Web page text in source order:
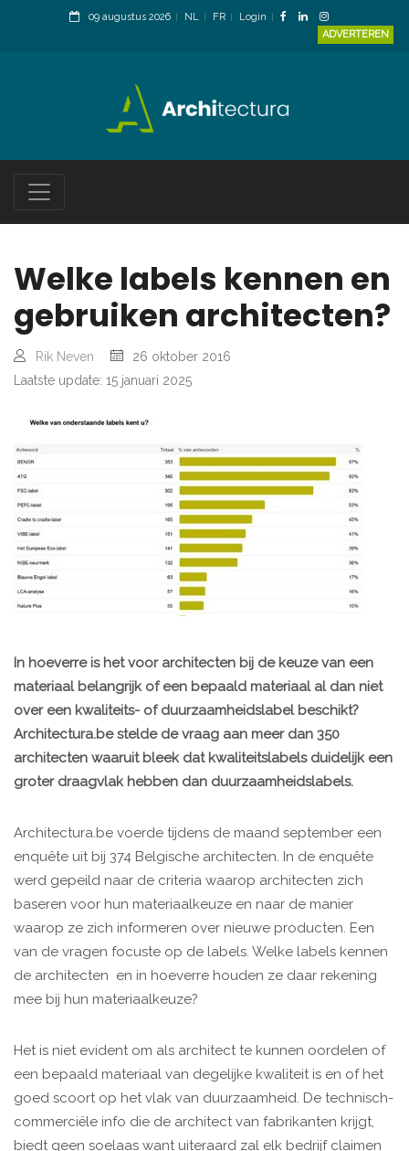
09 augustus 2026 NL FR
Login
ADVERTEREN
Welke labels kennen en
gebruiken architecten?
Rik Neven
26 oktober 2016
Laatste update: 15 januari 2025
In hoeverre is het voor architecten bij de keuze van een
materiaal belangrijk of een bepaald materiaal al dan niet
over een kwaliteits- of duurzaamheidslabel beschikt?
Architectura.be stelde de vraag aan meer dan 350
architecten waaruit bleek dat kwaliteitslabels duidelijk een
groter draagvlak hebben dan duurzaamheidslabels.
Architectura.be voerde tijdens de maand september een
enquête uit bij 374 Belgische architecten. In de enquête
werd gepeild naar de criteria waarop architecten zich
baseren voor hun materiaalkeuze en naar de manier
waarop ze zich informeren over nieuwe producten. Een
van de vragen focuste op de labels. Welke labels kennen
de architecten en in hoeverre houden ze daar rekening
mee bij hun materiaalkeuze?
Het is niet evident om als architect te kunnen oordelen of
een bepaald materiaal van degelijke kwaliteit is en of het
goed scoort op het vlak van duurzaamheid. De technisch-
commerciële info die de architect van fabrikanten krijgt,
biedt geen soelaas want uiteraard zal elk bedrijf claimen